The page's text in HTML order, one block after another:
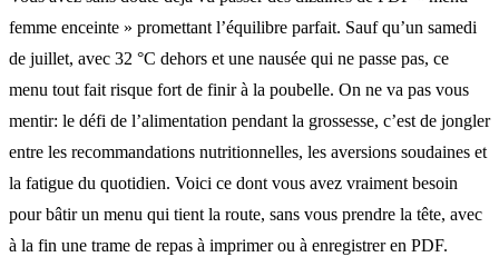
femme enceinte » promettant l’équilibre parfait. Sauf qu’un samedi
de juillet, avec 32 °C dehors et une nausée qui ne passe pas, ce
menu tout fait risque fort de finir à la poubelle. On ne va pas vous
mentir: le défi de l’alimentation pendant la grossesse, c’est de jongler
entre les recommandations nutritionnelles, les aversions soudaines et
la fatigue du quotidien. Voici ce dont vous avez vraiment besoin
pour bâtir un menu qui tient la route, sans vous prendre la tête, avec
à la fin une trame de repas à imprimer ou à enregistrer en PDF.